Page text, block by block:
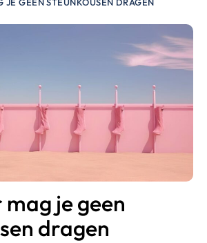
je geen
dragen